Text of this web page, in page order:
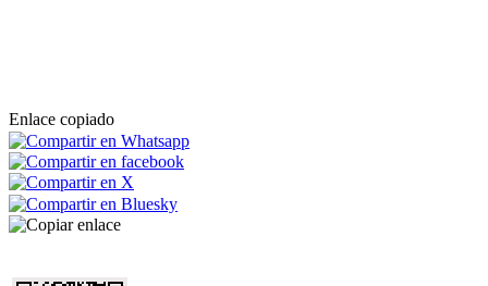
Enlace copiado